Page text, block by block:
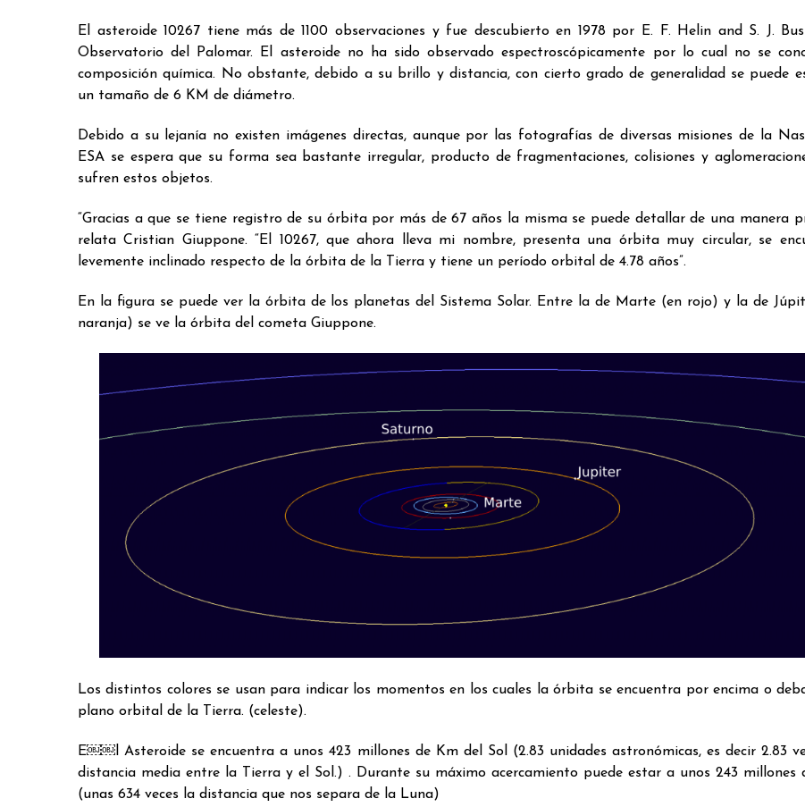
El asteroide 10267 tiene más de 1100 observaciones y fue descubierto en 1978 por E. F. Helin and S. J.
Observatorio del Palomar. El asteroide no ha sido observado espectroscópicamente por lo cual no se
composición química. No obstante, debido a su brillo y distancia, con cierto grado de generalidad se puede
un tamaño de 6 KM de diámetro.
Debido a su lejanía no existen imágenes directas, aunque por las fotografías de diversas misiones de la
ESA se espera que su forma sea bastante irregular, producto de fragmentaciones, colisiones y
sufren estos objetos.
“Gracias a que se tiene registro de su órbita por más de 67 años la misma se puede detallar de una manera
relata Cristian Giuppone. “El 10267, que ahora lleva mi nombre, presenta una órbita muy circular, se
levemente inclinado respecto de la órbita de la Tierra y tiene un período orbital de 4.78 años”.
En la figura se puede ver la órbita de los planetas del Sistema Solar. Entre la de Marte (en rojo) y la de
naranja) se ve la órbita del cometa Giuppone.
Los distintos colores se usan para indicar los momentos en los cuales la órbita se encuentra por encima o
plano orbital de la Tierra. (celeste).
E￼￼l Asteroide se encuentra a unos 423 millones de Km del Sol (2.83 unidades astronómicas, es decir 2.83
distancia media entre la Tierra y el Sol.) . Durante su máximo acercamiento puede estar a unos 243 millones
(unas 634 veces la distancia que nos separa de la Luna)